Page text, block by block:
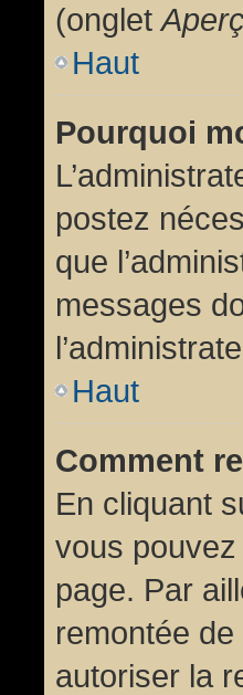
(onglet
Haut
Pourquoi
postez
que
messages
Haut
Comment
En cliquant
vous pouvez
page. Par
remontée
autoriser la